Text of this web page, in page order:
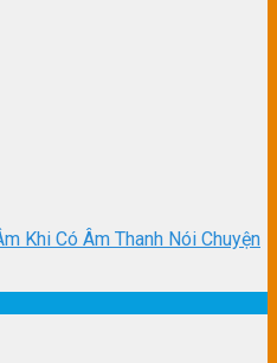
Khi Có Âm Thanh Nói Chuyện